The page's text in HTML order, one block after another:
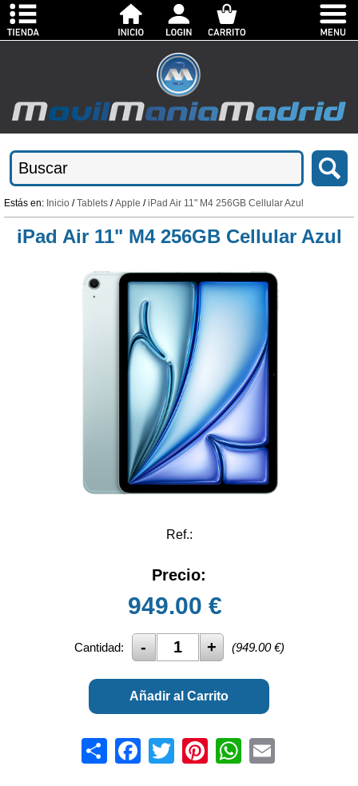
Estás en: Inicio /Tablets /Apple /iPad Air 11" M4 256GB Cellular Azul
iPad Air 11" M4 256GB Cellular Azul
Ref.:
Precio:
949.00 €
Cantidad: (949.00€)
Añadir al Carrito
ShareFacebook
TwitterPinterestWhatsApp